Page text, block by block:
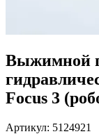
Выжимной
Focus 3
Артикул: 5124921